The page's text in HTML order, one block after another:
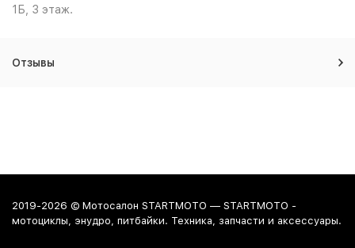
1Б, 3 этаж.
Отзывы
2019-2026 © Мотосалон STARTMOTO — STARTMOTO -
мотоциклы, энудро, питбайки. Техника, запчасти и аксессуары.